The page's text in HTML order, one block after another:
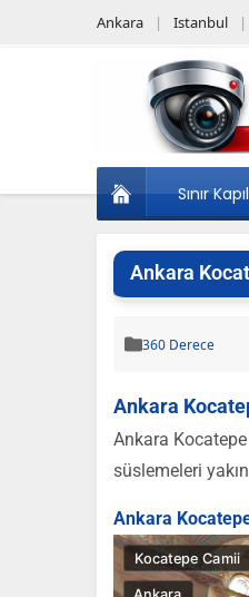
Ankara Istanbul
Sınır
Ankara
360 Derece
Ankara
Ankara
süslemeleri
Ankara